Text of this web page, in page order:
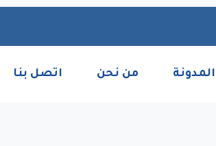
المدونة من نحن اتصل بنا